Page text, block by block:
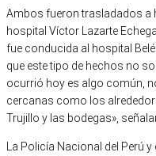
Ambos fueron trasladados a
hospital Víctor Lazarte
fue conducida al hospital
que este tipo de hechos no
ocurrió hoy es algo común,
cercanas como los
Trujillo y las bodegas»,
La Policía Nacional del Perú